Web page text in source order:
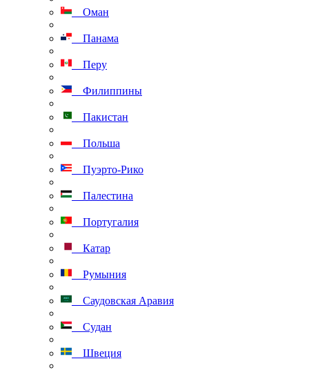
Оман
Панама
Перу
Филиппины
Пакистан
Польша
Пуэрто-Рико
Палестина
Португалия
Катар
Румыния
Саудовская Аравия
Судан
Швеция